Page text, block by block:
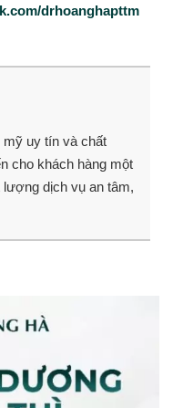
drhoanghapttm
uy tín và chất
cho khách hàng một
dịch vụ an tâm,